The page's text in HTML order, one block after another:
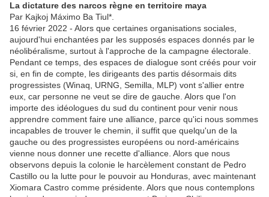
La dictature des narcos règne en territoire maya
Par Kajkoj Máximo Ba Tiul*.
16 février 2022 - Alors que certaines organisations sociales,
aujourd'hui enchantées par les supposés espaces donnés par le
néolibéralisme, surtout à l'approche de la campagne électorale.
Pendant ce temps, des espaces de dialogue sont créés pour voir
si, en fin de compte, les dirigeants des partis désormais dits
progressistes (Winaq, URNG, Semilla, MLP) vont s'allier entre
eux, car personne ne veut se dire de gauche. Alors que l'on
importe des idéologues du sud du continent pour venir nous
apprendre comment faire une alliance, parce qu'ici nous sommes
incapables de trouver le chemin, il suffit que quelqu'un de la
gauche ou des progressistes européens ou nord-américains
vienne nous donner une recette d'alliance. Alors que nous
observons depuis la colonie le harcèlement constant de Pedro
Castillo ou la lutte pour le pouvoir au Honduras, avec maintenant
Xiomara Castro comme présidente. Alors que nous contemplons